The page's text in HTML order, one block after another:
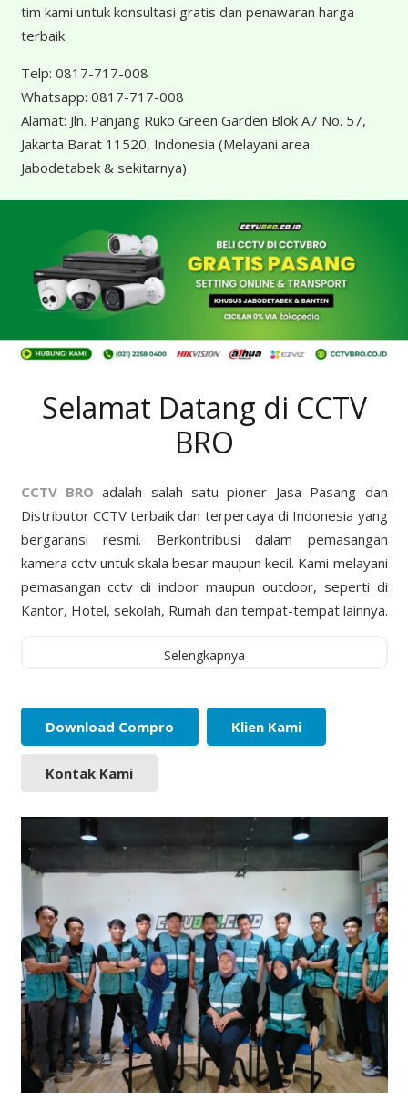
tim kami untuk konsultasi gratis dan penawaran harga
terbaik.
Telp: 0817-717-008
Whatsapp: 0817-717-008
Alamat: Jln. Panjang Ruko Green Garden Blok A7 No. 57,
Jakarta Barat 11520, Indonesia (Melayani area
Jabodetabek & sekitarnya)
Selamat Datang di CCTV
BRO
CCTV BRO adalah salah satu pioner Jasa Pasang dan
Distributor CCTV terbaik dan terpercaya di Indonesia yang
bergaransi resmi. Berkontribusi dalam pemasangan
kamera cctv untuk skala besar maupun kecil. Kami melayani
pemasangan cctv di indoor maupun outdoor, seperti di
Kantor, Hotel, sekolah, Rumah dan tempat-tempat lainnya.
Selengkapnya
Download Compro Klien Kami
Kontak Kami